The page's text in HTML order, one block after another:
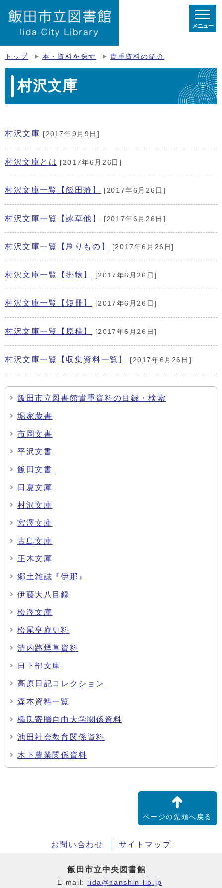
メニュー
トップ 本・資料を探す 貴重資料の紹介
村沢文庫
村沢文庫 [2017年9月9日]
村沢文庫とは [2017年6月26日]
村沢文庫一覧【飯田藩】 [2017年6月26日]
村沢文庫一覧【詠草他】 [2017年6月26日]
村沢文庫一覧【刷りもの】 [2017年6月26日]
村沢文庫一覧【掛物】 [2017年6月26日]
村沢文庫一覧【短冊】 [2017年6月26日]
村沢文庫一覧【原稿】 [2017年6月26日]
村沢文庫一覧【収集資料一覧】 [2017年6月26日]
飯田市立図書館貴重資料の目録・検索
堀家蔵書
市岡文書
平沢文書
飯田文書
日夏文庫
村沢文庫
宮澤文庫
古島文庫
正木文庫
郷土雑誌『伊那』
伊藤大八目録
松澤文庫
松尾亨庵史料
清内路煙草資料
日下部文庫
高原日記コレクション
森本資料一覧
楯氏寄贈自由大学関係資料
池田社会教育関係資料
木下農業関係資料
ページの先頭へ戻る
お問い合わせ サイトマップ
飯田市立中央図書館
E-mail: iida@nanshin-lib.jp